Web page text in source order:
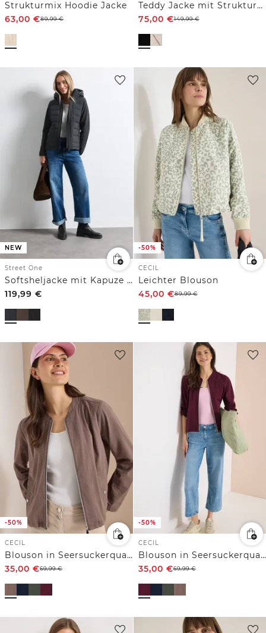
Strukturmix Hoodie Jacke
63,00 €89,99€
Teddy Jacke mit Strukturmix
75,00 €149,99€
NEW
Street One
Softsheljacke mit Kapuze und Steppdetails
119,99 €
-50%
CECIL
Leichter Blouson
45,00 €89,99€
-50%
CECIL
Blouson in Seersuckerqualität mit Zipper
35,00 €69,99€
-50%
CECIL
Blouson in Seersuckerqualität mit Zipper
35,00 €69,99€